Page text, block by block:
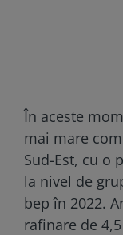
În aceste
mai mare
Sud-Est, cu o
la nivel de
bep în 2022.
rafinare de